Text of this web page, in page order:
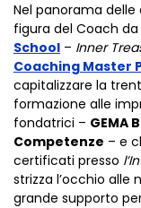
Nel panorama
figura del Coach da
School – Inner
Coaching Master
capitalizzare la
formazione alle
fondatrici – GEMA
Competenze – e
certificati presso
strizza l’occhio
grande supporto